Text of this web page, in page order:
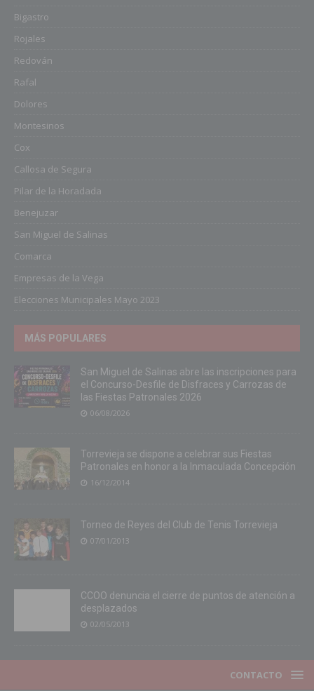
Bigastro
Rojales
Redován
Rafal
Dolores
Montesinos
Cox
Callosa de Segura
Pilar de la Horadada
Benejuzar
San Miguel de Salinas
Comarca
Empresas de la Vega
Elecciones Municipales Mayo 2023
MÁS POPULARES
San Miguel de Salinas abre las inscripciones para
el Concurso-Desfile de Disfraces y Carrozas de
las Fiestas Patronales 2026
06/08/2026
Torrevieja se dispone a celebrar sus Fiestas
Patronales en honor a la Inmaculada Concepción
16/12/2014
Torneo de Reyes del Club de Tenis Torrevieja
07/01/2013
CCOO denuncia el cierre de puntos de atención a
desplazados
02/05/2013
CONTACTO